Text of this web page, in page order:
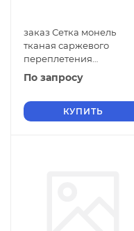
заказ Сетка монель
тканая саржевого
переплетения
прядковая фильтровая
0,18х0,12 мм ГОСТ 2715-75
По запросу
КУПИТЬ